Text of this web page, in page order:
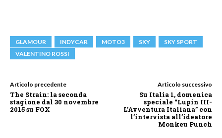
GLAMOUR INDYCAR MOTO3 SKY
SKY SPORT
VALENTINO ROSSI
Articolo precedente
The Strain: la seconda
stagione dal 30 novembre
2015 su FOX
Articolo successivo
Su Italia 1, domenica
speciale “Lupin III-
L’Avventura Italiana” con
l’intervista all’ideatore
Monkeu Punch